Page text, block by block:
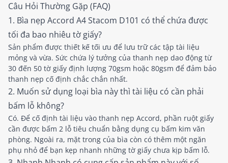
Câu Hỏi Thường Gặp (FAQ)
1. Bìa nẹp Accord A4 Stacom D101 có thể chứa được
tối đa bao nhiêu tờ giấy?
Sản phẩm được thiết kế tối ưu để lưu trữ các tập tài liệu
mỏng và vừa. Sức chứa lý tưởng của thanh nẹp dao động từ
30 đến 50 tờ giấy định lượng 70gsm hoặc 80gsm để đảm bảo
thanh nẹp cố định chắc chắn nhất.
2. Muốn sử dụng loại bìa này thì tài liệu có cần phải
bấm lỗ không?
Có. Để cố định tài liệu vào thanh nẹp Accord, phần ruột giấy
cần được bấm 2 lỗ tiêu chuẩn bằng dụng cụ bấm kim văn
phòng. Ngoài ra, mặt trong của bìa còn có thêm một ngăn
phụ nhỏ để bạn kẹp nhanh những tờ giấy chưa kịp bấm lỗ.